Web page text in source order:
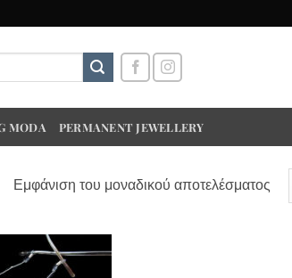
MODA PERMANENT JEWELLERY
Εμφάνιση του μοναδικού αποτελέσματος